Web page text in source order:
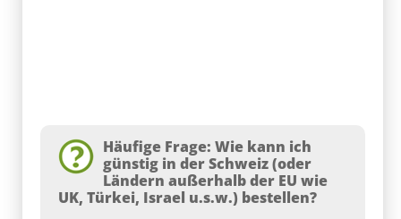
Häufige Frage: Wie kann ich
günstig in der Schweiz (oder
Ländern außerhalb der EU wie
UK, Türkei, Israel u.s.w.) bestellen?